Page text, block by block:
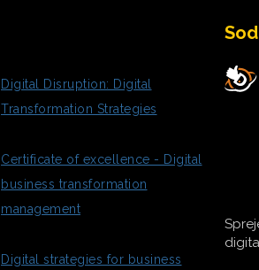
Digital Disruption: Digital
Transformation Strategies
Certificate of excellence - Digital
business transformation
management
Digital strategies for business